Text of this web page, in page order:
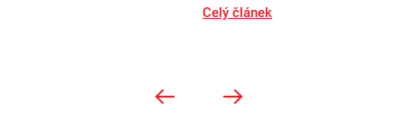
Celý článek